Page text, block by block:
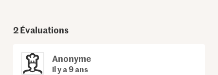
2Évaluations
Anonyme
il y a 9 ans